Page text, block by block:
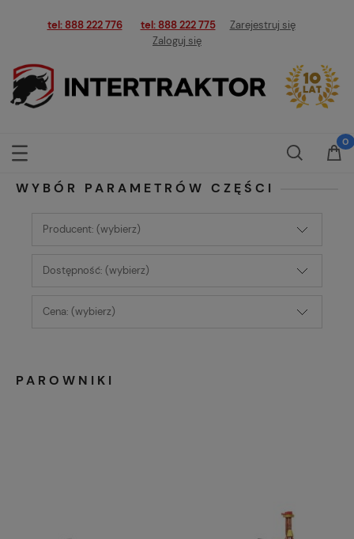
tel: 888 222 776 tel: 888 222 775
Zarejestruj się
Zaloguj się
WYBÓR PARAMETRÓW CZĘŚCI
Producent: (wybierz)
Dostępność: (wybierz)
Cena: (wybierz)
PAROWNIKI